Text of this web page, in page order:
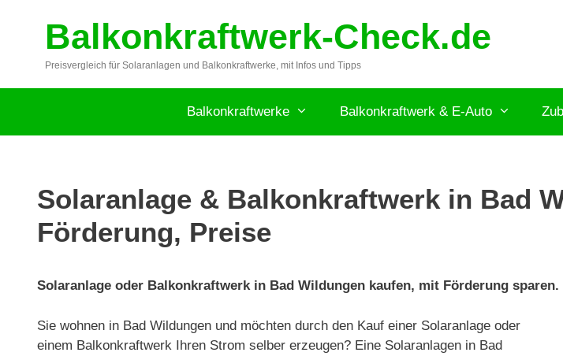
springenBalkonkraftwerk-Check.de
Preisvergleich für Solaranlagen und Balkonkraftwerke, mit Infos und Tipps
Balkonkraftwerke Balkonkraftwerk & E-Auto
Solaranlage & Balkonkraftwerk in Bad
Förderung, Preise
Solaranlage oder Balkonkraftwerk in Bad Wildungen kaufen, mit Förderung
Sie wohnen in Bad Wildungen und möchten durch den Kauf einer Solaranlage oder
einem Balkonkraftwerk Ihren Strom selber erzeugen? Eine Solaranlagen in Bad